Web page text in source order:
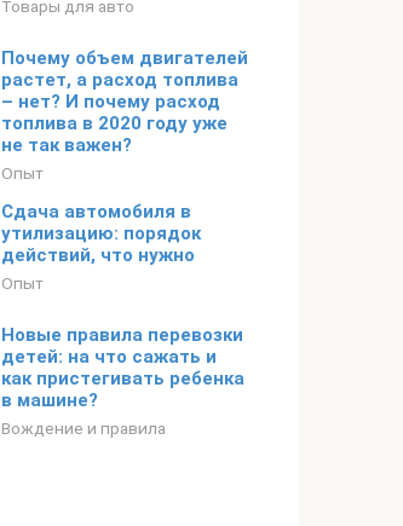
Товары для авто
Почему объем двигателей
растет, а расход топлива
– нет? И почему расход
топлива в 2020 году уже
не так важен?
Опыт
Сдача автомобиля в
утилизацию: порядок
действий, что нужно
Опыт
Новые правила перевозки
детей: на что сажать и
как пристегивать ребенка
в машине?
Вождение и правила